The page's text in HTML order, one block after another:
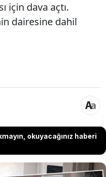
için dava açtı.
dairesine dahil
okuyacağınız haberi